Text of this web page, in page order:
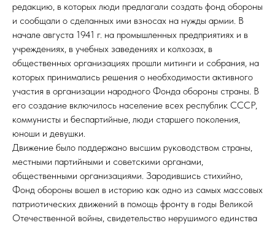
редакцию, в которых люди предлагали создать фонд обороны
и сообщали о сделанных ими взносах на нужды армии. В
начале августа 1941 г. на промышленных предприятиях и в
учреждениях, в учебных заведениях и колхозах, в
общественных организациях прошли митинги и собрания, на
которых принимались решения о необходимости активного
участия в организации народного Фонда обороны страны. В
его создание включилось население всех республик СССР,
коммунисты и беспартийные, люди старшего поколения,
юноши и девушки.
Движение было поддержано высшим руководством страны,
местными партийными и советскими органами,
общественными организациями. Зародившись стихийно,
Фонд обороны вошел в историю как одно из самых массовых
патриотических движений в помощь фронту в годы Великой
Отечественной войны, свидетельство нерушимого единства